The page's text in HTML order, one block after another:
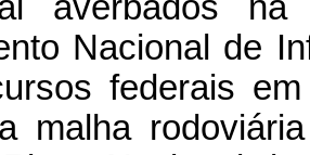
Nacional de
federais
malha